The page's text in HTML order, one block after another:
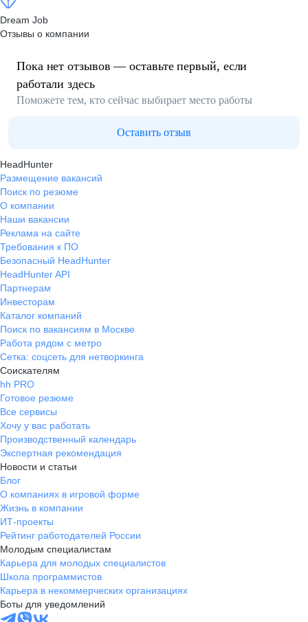
Dream Job
Отзывы о компании
Пока нет отзывов — оставьте первый, если
работали здесь
Поможете тем, кто сейчас выбирает место работы
Оставить отзыв
HeadHunter
Размещение вакансий
Поиск по резюме
О компании
Наши вакансии
Реклама на сайте
Требования к ПО
Безопасный HeadHunter
HeadHunter API
Партнерам
Инвесторам
Каталог компаний
Поиск по вакансиям в Москве
Работа рядом с метро
Сетка: соцсеть для нетворкинга
Соискателям
hh PRO
Готовое резюме
Все сервисы
Хочу у вас работать
Производственный календарь
Экспертная рекомендация
Новости и статьи
Блог
О компаниях в игровой форме
Жизнь в компании
ИТ-проекты
Рейтинг работодателей России
Молодым специалистам
Карьера для молодых специалистов
Школа программистов
Карьера в некоммерческих организациях
Боты для уведомлений